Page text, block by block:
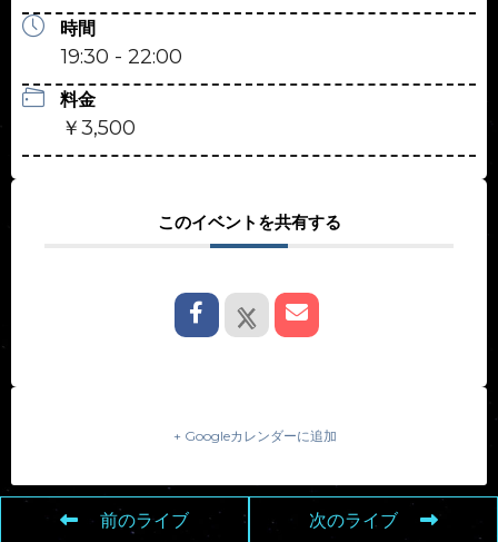
時間
19:30 - 22:00
料金
￥3,500
このイベントを共有する
+ Googleカレンダーに追加
前のライブ 次のライブ